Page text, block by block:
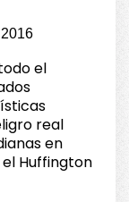
el
real
en
el Huffington